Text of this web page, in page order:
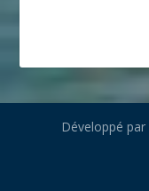
Développé par